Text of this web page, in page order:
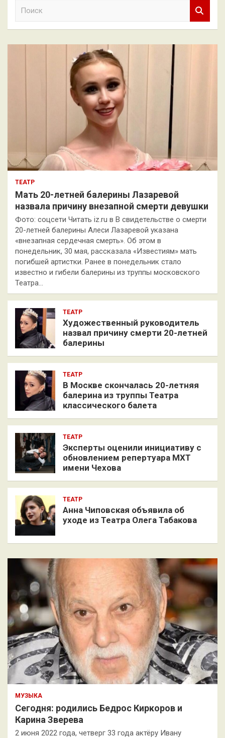
к
ТЕАТР
Мать 20-летней балерины Лазаревой
назвала причину внезапной смерти девушки
Фото: соцсети Читать iz.ru в В свидетельстве о смерти
20-летней балерины Алеси Лазаревой указана
«внезапная сердечная смерть». Об этом в
понедельник, 30 мая, рассказала «Известиям» мать
погибшей артистки. Ранее в понедельник стало
известно и гибели балерины из труппы московского
Театра…
ТЕАТР
Художественный руководитель
назвал причину смерти 20-летней
балерины
ТЕАТР
В Москве скончалась 20-летняя
балерина из труппы Театра
классического балета
ТЕАТР
Эксперты оценили инициативу с
обновлением репертуара МХТ
имени Чехова
ТЕАТР
Анна Чиповская объявила об
уходе из Театра Олега Табакова
МУЗЫКА
Сегодня: родились Бедрос Киркоров и
Карина Зверева
2 июня 2022 года, четверг 33 года актёру Ивану